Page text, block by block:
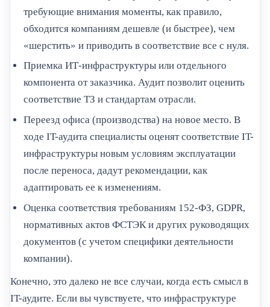
требующие внимания моменты, как правило,
обходится компаниям дешевле (и быстрее), чем
«шерстить» и приводить в соответствие все с нуля.
Приемка ИТ-инфраструктуры или отдельного
компонента от заказчика. Аудит позволит оценить
соответствие ТЗ и стандартам отрасли.
Переезд офиса (производства) на новое место. В
ходе IT-аудита специалисты оценят соответствие IT-
инфраструктуры новым условиям эксплуатации
после переноса, дадут рекомендации, как
адаптировать ее к изменениям.
Оценка соответствия требованиям 152-ФЗ, GDPR,
нормативных актов ФСТЭК и других руководящих
документов (с учетом специфики деятельности
компании).
Конечно, это далеко не все случаи, когда есть смысл в
IT-аудите. Если вы чувствуете, что инфраструктуре